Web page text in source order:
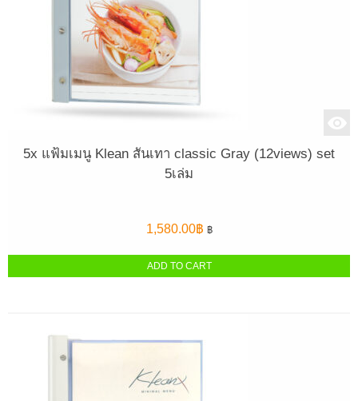
5x แฟ้มเมนู Klean สันเทา classic Gray (12views) set
5เล่ม
1,580.00฿ ฿
ADD TO CART